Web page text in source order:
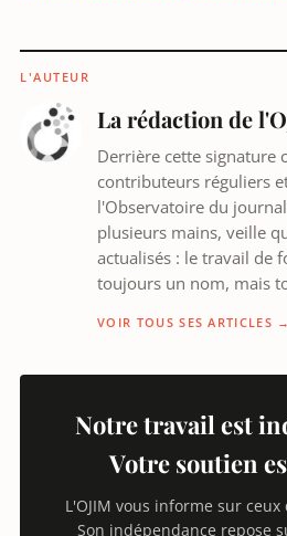
L'AUTEUR
La rédaction de
Derrière cette signature
contributeurs réguliers
l'Observatoire du
plusieurs mains, veille
actualisés : le travail de
toujours un nom, mais
VOIR TOUS SES ARTICLES →
Notre travail est
Votre soutien
L'OJIM vous informe sur
Son indépendance repose